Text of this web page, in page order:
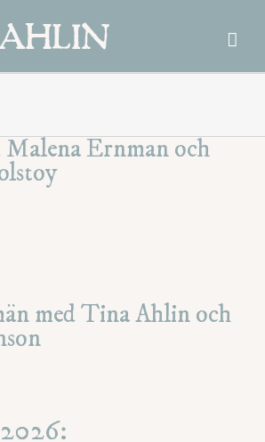
Malena Ernman och
med Tina Ahlin och